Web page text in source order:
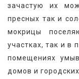
зачастую их
пресных так и
мокрицы
участках, так и в
помещениях
домов и